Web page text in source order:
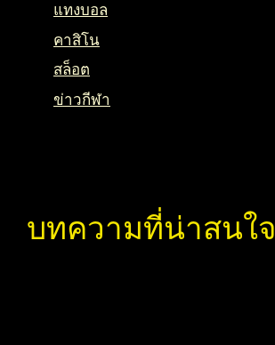
แทงบอล
คาสิโน
สล็อต
ข่าวกีฬา
บทความที่น่าสนใจ